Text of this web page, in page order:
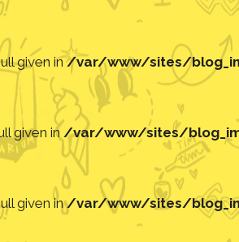
given in/var/www/sites/
given in /var/www/sites/
given in/var/www/sites/